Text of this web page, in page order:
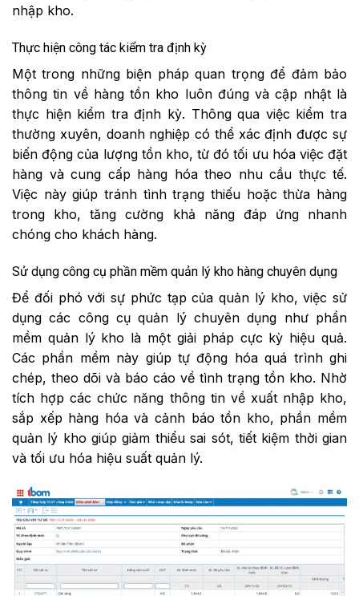
nhập kho.
Thực hiện công tác kiểm tra định kỳ
Một trong những biện pháp quan trọng để đảm bảo
thông tin về hàng tồn kho luôn đúng và cập nhật là
thực hiện kiểm tra định kỳ. Thông qua việc kiểm tra
thường xuyên, doanh nghiệp có thể xác định được sự
biến động của lượng tồn kho, từ đó tối ưu hóa việc đặt
hàng và cung cấp hàng hóa theo nhu cầu thực tế.
Việc này giúp tránh tình trạng thiếu hoặc thừa hàng
trong kho, tăng cường khả năng đáp ứng nhanh
chóng cho khách hàng.
Sử dụng công cụ phần mềm quản lý kho hàng chuyên dụng
Để đối phó với sự phức tạp của quản lý kho, việc sử
dụng các công cụ quản lý chuyên dụng như phần
mềm quản lý kho là một giải pháp cực kỳ hiệu quả.
Các phần mềm này giúp tự động hóa quá trình ghi
chép, theo dõi và báo cáo về tình trạng tồn kho. Nhờ
tích hợp các chức năng thông tin về xuất nhập kho,
sắp xếp hàng hóa và cảnh báo tồn kho, phần mềm
quản lý kho giúp giảm thiểu sai sót, tiết kiệm thời gian
và tối ưu hóa hiệu suất quản lý.